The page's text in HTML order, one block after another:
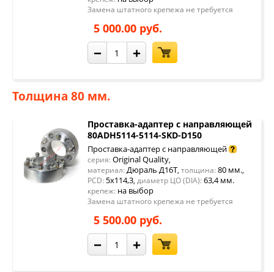
Замена штатного крепежа не требуется
5 000.00 руб.
− +
Толщина 80 мм.
Проставка-адаптер с направляющей
80ADH5114-5114-SKD-D150
Проставка-адаптер с направляющей
серия: Original Quality,
материал: Дюраль Д16Т, толщина: 80 мм.,
PCD: 5x114,3, диаметр ЦО (DIA): 63,4 мм.
крепеж: на выбор
Замена штатного крепежа не требуется
5 500.00 руб.
− +